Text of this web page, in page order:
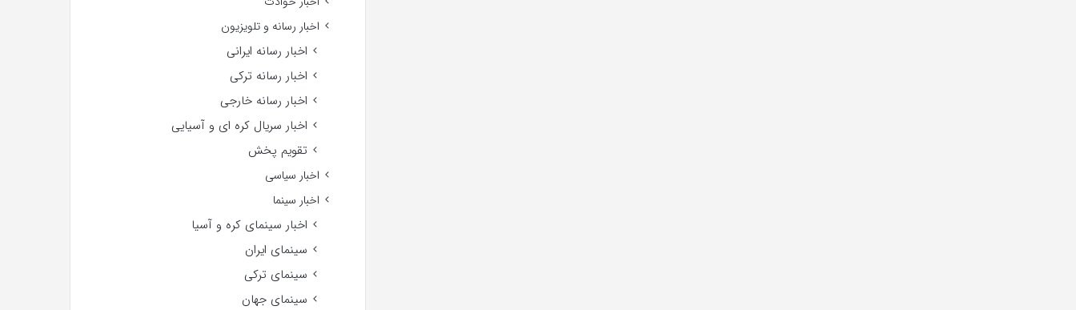
اخبار رسانه و تلویزیون
اخبار رسانه ایرانی
اخبار رسانه ترکی
اخبار رسانه خارجی
اخبار سریال کره ای و آسیایی
تقویم پخش
اخبار سیاسی
اخبار سینما
اخبار سینمای کره و آسیا
سینمای ایران
سینمای ترکی
سینمای جهان